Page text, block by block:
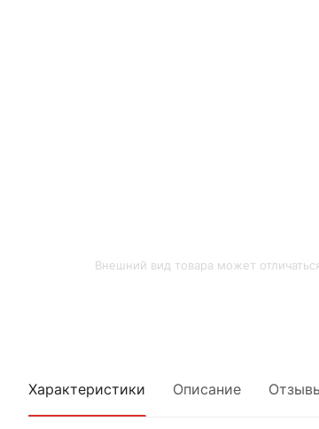
Внешний вид товара может
Характеристики Описание